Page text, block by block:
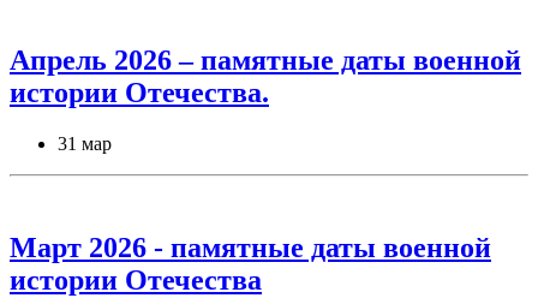
Апрель 2026 – памятные даты военной
истории Отечества.
31 мар
Март 2026 - памятные даты военной
истории Отечества